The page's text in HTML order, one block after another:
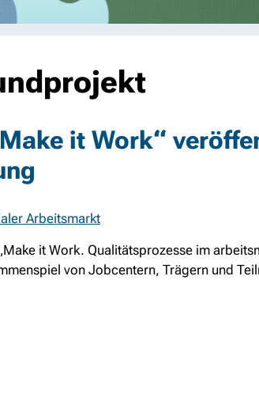
it Work“
Arbeitsmarkt
it Work. Qualitätsprozesse im
von Jobcentern, Trägern und